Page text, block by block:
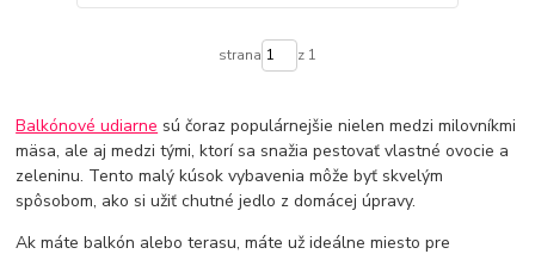
strana z 1
Balkónové udiarne sú čoraz populárnejšie nielen medzi milovníkmi
mäsa, ale aj medzi tými, ktorí sa snažia pestovať vlastné ovocie a
zeleninu. Tento malý kúsok vybavenia môže byť skvelým
spôsobom, ako si užiť chutné jedlo z domácej úpravy.
Ak máte balkón alebo terasu, máte už ideálne miesto pre